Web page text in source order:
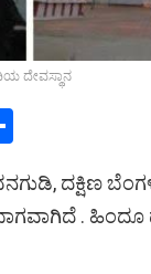
ದೇವಸ್ಥಾನ
ar
e
ದಕ್ಷಿಣ
.